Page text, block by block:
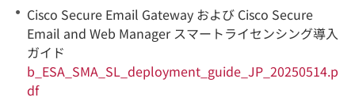
Cisco Secure Email Gateway および Cisco Secure
Email and Web Manager スマートライセンシング導入
ガイド
b_ESA_SMA_SL_deployment_guide_JP_20250514.p
df